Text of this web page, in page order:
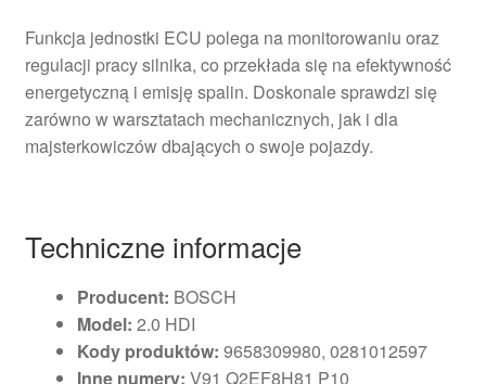
Funkcja jednostki ECU polega na monitorowaniu oraz
regulacji pracy silnika, co przekłada się na efektywność
energetyczną i emisję spalin. Doskonale sprawdzi się
zarówno w warsztatach mechanicznych, jak i dla
majsterkowiczów dbających o swoje pojazdy.
Techniczne informacje
Producent: BOSCH
Model: 2.0 HDI
Kody produktów: 9658309980, 0281012597
Inne numery: V91 Q2EF8H81 P10